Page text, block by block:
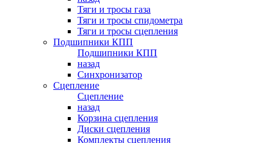
Тяги и тросы газа
Тяги и тросы спидометра
Тяги и тросы сцепления
Подшипники КПП
Подшипники КПП
назад
Синхронизатор
Сцепление
Сцепление
назад
Корзина сцепления
Диски сцепления
Комплекты сцепления